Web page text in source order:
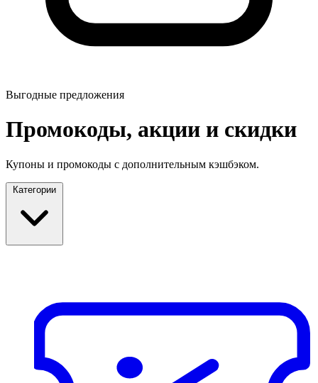
Выгодные предложения
Промокоды, акции и скидки
Купоны и промокоды с дополнительным кэшбэком.
Категории